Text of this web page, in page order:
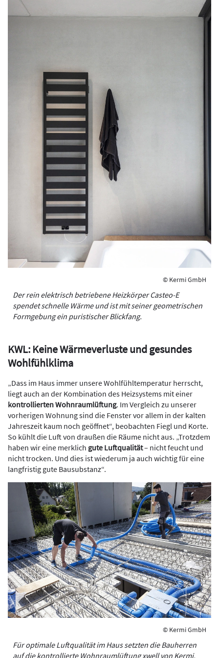
© Kermi GmbH
Der rein elektrisch betriebene Heizkörper Casteo-E
spendet schnelle Wärme und ist mit seiner geometrischen
Formgebung ein puristischer Blickfang.
KWL: Keine Wärmeverluste und gesundes
Wohlfühlklima
„Dass im Haus immer unsere Wohlfühltemperatur herrscht,
liegt auch an der Kombination des Heizsystems mit einer
kontrollierten Wohnraumlüftung. Im Vergleich zu unserer
vorherigen Wohnung sind die Fenster vor allem in der kalten
Jahreszeit kaum noch geöffnet“, beobachten Fiegl und Korte.
So kühlt die Luft von draußen die Räume nicht aus. „Trotzdem
haben wir eine merklich gute Luftqualität– nicht feucht und
nicht trocken. Und dies ist wiederum ja auch wichtig für eine
langfristig gute Bausubstanz“.
© Kermi GmbH
Für optimale Luftqualität im Haus setzten die Bauherren
auf die kontrollierte Wohnraumlüftung xwell von Kermi.